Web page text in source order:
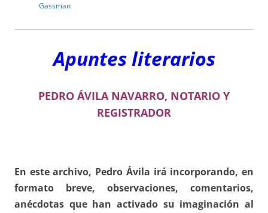
Gassman
Apuntes literarios
PEDRO ÁVILA NAVARRO, NOTARIO Y
REGISTRADOR
En este archivo, Pedro Ávila irá incorporando, en
formato breve, observaciones, comentarios,
anécdotas que han activado su imaginación al